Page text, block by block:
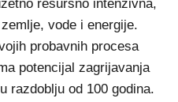
resursno intenzivna,
vode i energije.
probavnih procesa
potencijal zagrijavanja
razdoblju od 100 godina.